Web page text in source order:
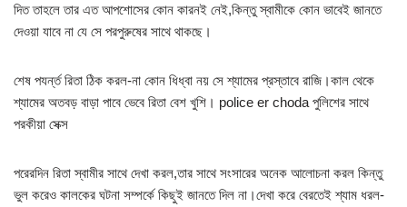
দিত তাহলে তার এত আপশোসের কোন কারনই নেই,কিন্তু স্বামীকে কোন ভাবেই জানতে
দেওয়া যাবে না যে সে পরপুরুষের সাথে থাকছে।
শেষ পযর্ন্ত রিতা ঠিক করল-না কোন ধিধ্বা নয় সে শ্যামের প্রস্তাবে রাজি।কাল থেকে
শ্যামের অতবড় বাড়া পাবে ভেবে রিতা বেশ খুশি। police er choda পুলিশের সাথে
পরকীয়া সেক্স
পরেরদিন রিতা স্বামীর সাথে দেখা করল,তার সাথে সংসারের অনেক আলোচনা করল কিন্তু
ভুল করেও কালকের ঘটনা সম্পর্কে কিছুই জানতে দিল না।দেখা করে বেরতেই শ্যাম ধরল-